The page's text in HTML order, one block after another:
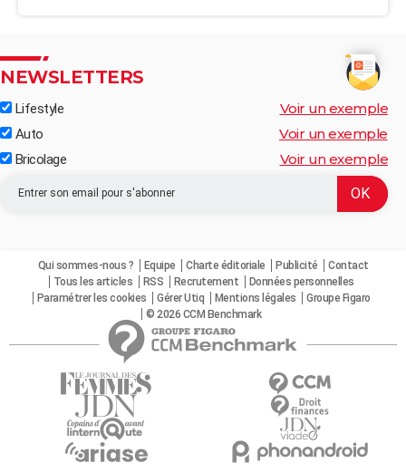
NEWSLETTERS
Lifestyle Voir un exemple
Auto Voir un exemple
Bricolage Voir un exemple
Qui sommes-nous ? Equipe Charte éditoriale Publicité
Contact
Tous les articles
RSS Recrutement
Données personnelles
Paramétrer les cookies
Gérer Utiq Mentions légales
Groupe Figaro
© 2026 CCM Benchmark